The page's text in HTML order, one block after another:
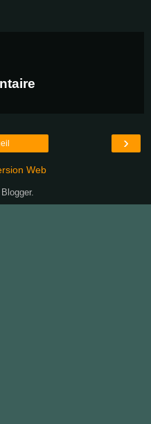
›
Web
Blogger.